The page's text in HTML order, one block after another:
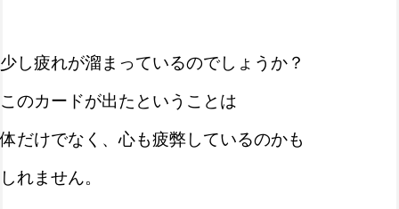
少し疲れが溜まっているのでしょうか？
このカードが出たということは
体だけでなく、心も疲弊しているのかも
しれません。